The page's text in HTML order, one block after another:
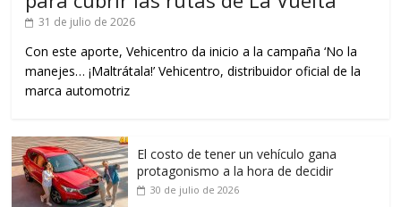
31 de julio de 2026
Con este aporte, Vehicentro da inicio a la campaña ‘No la
manejes… ¡Maltrátala!’ Vehicentro, distribuidor oficial de la
marca automotriz
El costo de tener un vehículo gana
protagonismo a la hora de decidir
30 de julio de 2026